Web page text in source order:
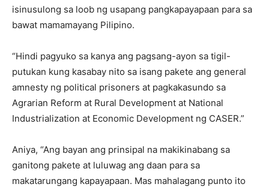
isinusulong sa loob ng usapang pangkapayapaan para sa
bawat mamamayang Pilipino.
“Hindi pagyuko sa kanya ang pagsang-ayon sa tigil-
putukan kung kasabay nito sa isang pakete ang general
amnesty ng political prisoners at pagkakasundo sa
Agrarian Reform at Rural Development at National
Industrialization at Economic Development ng CASER.”
Aniya, “Ang bayan ang prinsipal na makikinabang sa
ganitong pakete at luluwag ang daan para sa
makatarungang kapayapaan. Mas mahalagang punto ito